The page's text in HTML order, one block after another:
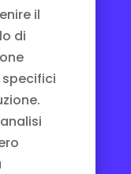
il
di